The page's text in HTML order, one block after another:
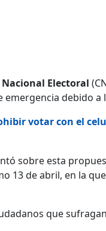
Nacional Electoral
debido a
votar con el
sobre esta
13 de abril, en la
que